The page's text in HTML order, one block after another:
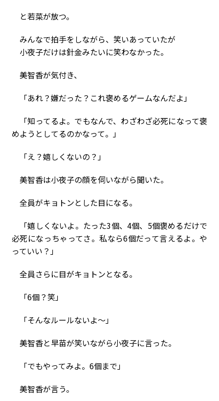
と若菜が放つ。
みんなで拍手をしながら、笑いあっていたが
小夜子だけは針金みたいに笑わなかった。
美智香が気付き、
「あれ？嫌だった？これ褒めるゲームなんだよ」
「知ってるよ。でもなんで、わざわざ必死になって褒
めようとしてるのかなって。」
「え？嬉しくないの？」
美智香は小夜子の顔を伺いながら聞いた。
全員がキョトンとした目になる。
「嬉しくないよ。たった3個、4個、5個褒めるだけで
必死になっちゃってさ。私なら6個だって言えるよ。や
っていい？」
全員さらに目がキョトンとなる。
「6個？笑」
「そんなルールないよ〜」
美智香と早苗が笑いながら小夜子に言った。
「でもやってみよ。6個まで」
美智香が言う。